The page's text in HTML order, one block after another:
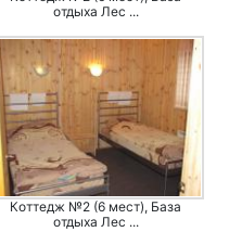
отдыха Лес ...
Коттедж №2 (6 мест), База
отдыха Лес ...